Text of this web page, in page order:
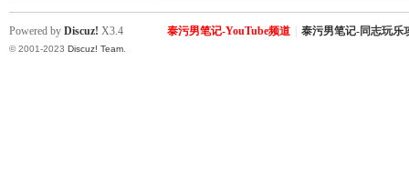
泰污男笔记-YouTube频道 泰污男笔记-同志玩乐
Powered by Discuz! X3.4
© 2001-2023 Discuz! Team.